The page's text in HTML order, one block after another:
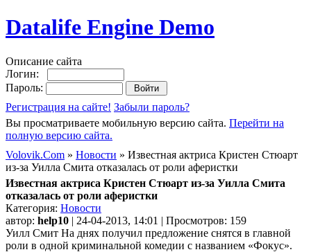
Datalife Engine Demo
Описание сайта
Логин:
Пароль:
Регистрация на сайте! Забыли пароль?
Вы просматриваете мобильную версию сайта. Перейти на
полную версию сайта.
Volovik.Com » Новости » Известная актриса Кристен Стюарт
из-за Уилла Смита отказалась от роли аферистки
Известная актриса Кристен Стюарт из-за Уилла Смита
отказалась от роли аферистки
Категория: Новости
автор: help10 | 24-04-2013, 14:01 | Просмотров: 159
Уилл Смит На днях получил предложение снятся в главной
роли в одной криминальной комедии с названием «Фокус».